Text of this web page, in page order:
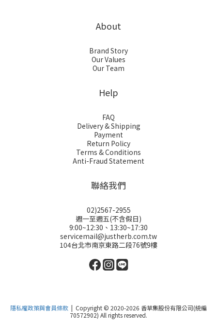
About
Brand Story
Our Values
Our Team
Help
FAQ
Delivery & Shipping
Payment
Return Policy
Terms & Conditions
Anti-Fraud Statement
聯絡我們
02)2567-2955
週一至週五(不含假日)
9:00~12:30、13:30~17:30
servicemail@justherb.com.tw
104台北市南京東路二段76號9樓
隱私權政策與會員條款 | Copyright © 2020-2026 香草集股份有限公司(統編
70572902) All rights reserved.